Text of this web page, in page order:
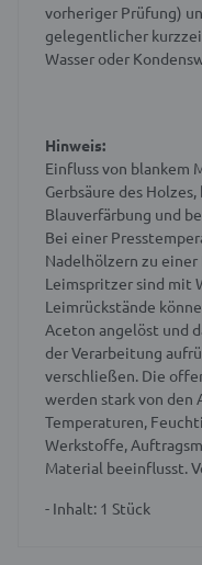
vorheriger Prüfung)
gelegentlicher
Wasser oder
Hinweis:
Einfluss von blankem
Gerbsäure des
Blauverfärbung und
Bei einer
Nadelhölzern zu
Leimspritzer sind mit
Leimrückstände
Aceton angelöst und
der Verarbeitung
verschließen. Die
werden stark von den
Temperaturen,
Werkstoffe,
Material beeinflusst.
- Inhalt: 1 Stück